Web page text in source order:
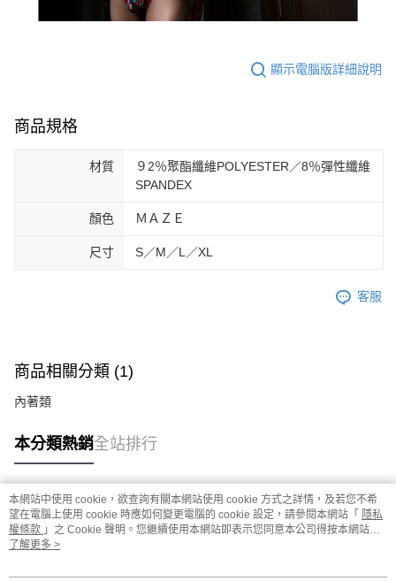
顯示電腦版詳細說明
商品規格
材質
９2％聚酯纖維POLYESTER／8％彈性纖維
SPANDEX
顏色 ＭＡＺＥ
尺寸 S／M／L／XL
客服
商品相關分類 (1)
內著類
本分類熱銷全站排行
熱門標籤
本網站中使用 cookie，欲查詢有關本網站使用 cookie 方式之詳情，及若您不希
望在電腦上使用 cookie 時應如何變更電腦的 cookie 設定，請參閱本網站「 隱私
權條款 」之 Cookie 聲明。您繼續使用本網站即表示您同意本公司得按本網站使
用條款之 Cookie 聲明使用 cookie。
了解更多 >